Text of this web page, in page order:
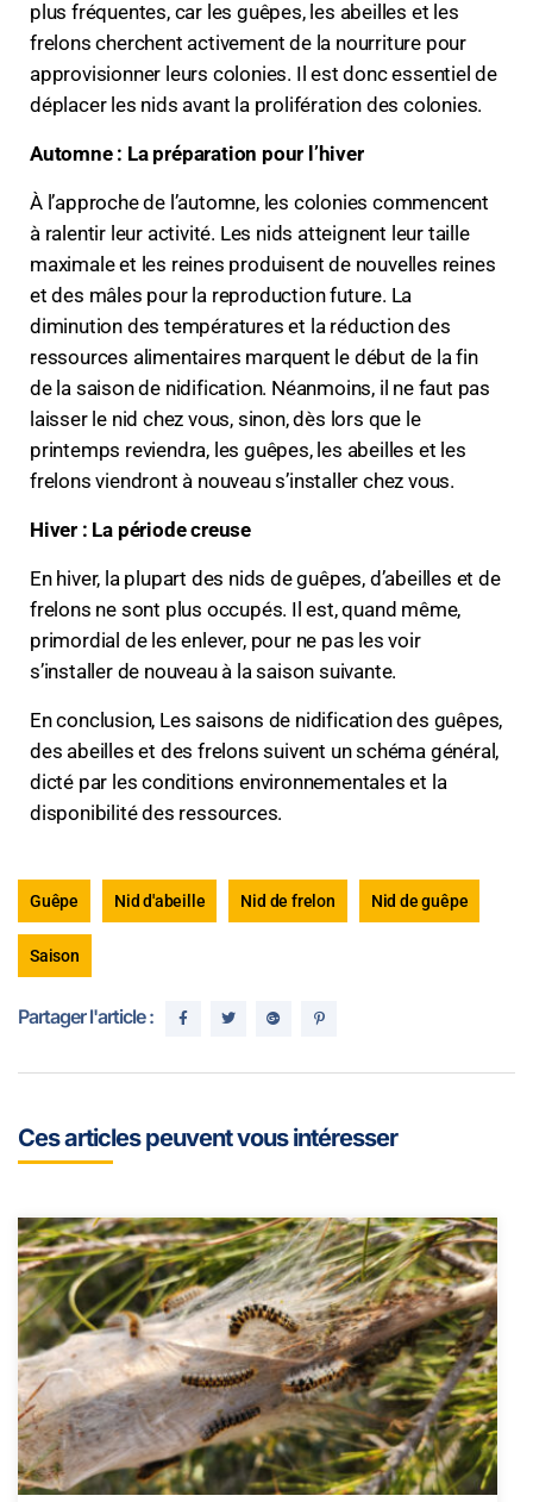
plus fréquentes, car les guêpes, les abeilles et les
frelons cherchent activement de la nourriture pour
approvisionner leurs colonies. Il est donc essentiel de
déplacer les nids avant la prolifération des colonies.
Automne : La préparation pour l’hiver
À l’approche de l’automne, les colonies commencent
à ralentir leur activité. Les nids atteignent leur taille
maximale et les reines produisent de nouvelles reines
et des mâles pour la reproduction future. La
diminution des températures et la réduction des
ressources alimentaires marquent le début de la fin
de la saison de nidification. Néanmoins, il ne faut pas
laisser le nid chez vous, sinon, dès lors que le
printemps reviendra, les guêpes, les abeilles et les
frelons viendront à nouveau s’installer chez vous.
Hiver : La période creuse
En hiver, la plupart des nids de guêpes, d’abeilles et de
frelons ne sont plus occupés. Il est, quand même,
primordial de les enlever, pour ne pas les voir
s’installer de nouveau à la saison suivante.
En conclusion, Les saisons de nidification des guêpes,
des abeilles et des frelons suivent un schéma général,
dicté par les conditions environnementales et la
disponibilité des ressources.
Guêpe Nid d'abeille Nid de frelon Nid de guêpe
Saison
Partager l'article :
Ces articles peuvent vous intéresser